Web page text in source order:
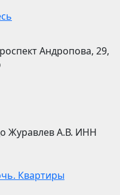
Андропова, 29,
Журавлев А.В. ИНН
Квартиры